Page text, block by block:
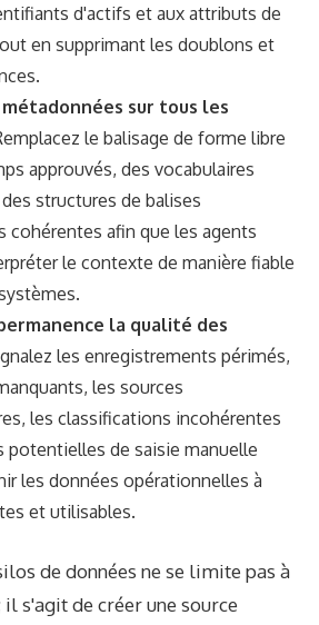
d'actifs et aux attributs de
en supprimant les doublons et
sur tous les
le balisage de forme libre
approuvés, des vocabulaires
structures de balises
cohérentes afin que les agents
le contexte de manière fiable
la qualité des
les enregistrements périmés,
les sources
les classifications incohérentes
potentielles de saisie manuelle
les données opérationnelles à
et utilisables.
de données ne se limite pas à
s'agit de créer une source